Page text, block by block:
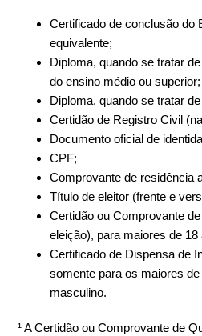
Certificado de conclusão do
equivalente;
Diploma, quando se tratar
do ensino médio ou superior;
Diploma, quando se tratar
Certidão de Registro Civil
Documento oficial de
CPF;
Comprovante de residência
Título de eleitor (frente e
Certidão ou Comprovante
eleição), para maiores de 18
Certificado de Dispensa de
somente para os maiores
masculino.
¹ A Certidão ou Comprovante de